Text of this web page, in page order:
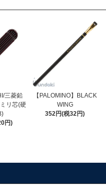
三菱鉛
リ芯(硬
円)
【PALOMINO】BLACK
WING
352円(税32円)